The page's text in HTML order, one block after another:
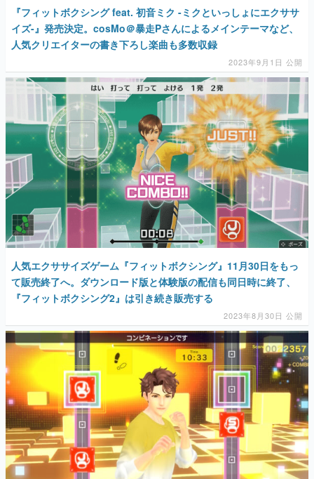
『フィットボクシング feat. 初音ミク -ミクといっしょにエクササ
イズ-』発売決定。cosMo＠暴走Pさんによるメインテーマなど、
人気クリエイターの書き下ろし楽曲も多数収録
2023年9月1日 公開
人気エクササイズゲーム『フィットボクシング』11月30日をもっ
て販売終了へ。ダウンロード版と体験版の配信も同日時に終了、
『フィットボクシング2』は引き続き販売する
2023年8月30日 公開